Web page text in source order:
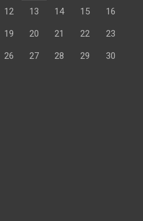
12 13 14 15 16
19 20 21 22 23
26 27 28 29 30